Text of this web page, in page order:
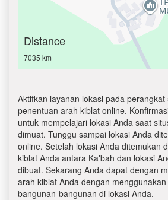
Distance
7035 km
Aktifkan layanan lokasi pada
penentuan arah kiblat online.
untuk mempelajari lokasi Anda saat
dimuat. Tunggu sampai lokasi Anda
online. Setelah lokasi Anda ditemukan
kiblat Anda antara Ka'bah dan lokasi
dibuat. Sekarang Anda dapat dengan
arah kiblat Anda dengan
bangunan-bangunan di lokasi Anda.